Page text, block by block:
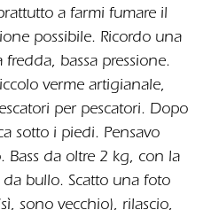
a farmi fumare il
possibile. Ricordo una
bassa pressione.
verme artigianale,
per pescatori. Dopo
sotto i piedi. Pensavo
Bass da oltre 2 kg, con la
bullo. Scatto una foto
sono vecchio), rilascio,